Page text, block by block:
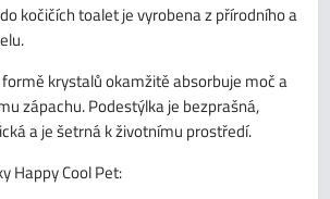
kočičích toalet je vyrobena z přírodního a
krystalů okamžitě absorbuje moč a
zápachu. Podestýlka je bezprašná,
a je šetrná k životnímu prostředí.
Happy Cool Pet: